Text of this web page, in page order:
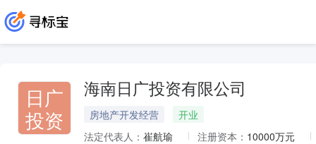
日广
投资
海南日广投资有限公司
房地产开发经营
开业
法定代表人： 崔航瑜 注册资本： 10000万元